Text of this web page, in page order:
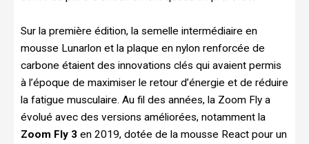
Sur la première édition, la semelle intermédiaire en
mousse Lunarlon et la plaque en nylon renforcée de
carbone étaient des innovations clés qui avaient permis
à l’époque de maximiser le retour d’énergie et de réduire
la fatigue musculaire. Au fil des années, la Zoom Fly a
évolué avec des versions améliorées, notamment la
Zoom Fly 3 en 2019, dotée de la mousse React pour un